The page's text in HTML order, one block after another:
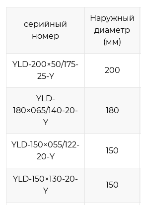
серийный
номер
Наружный
диаметр
(мм)
YLD-200×50/175-
25-Y
200
YLD-
180×065/140-20-
Y
180
YLD-150×055/122-
20-Y
150
YLD-150×130-20-
Y
150